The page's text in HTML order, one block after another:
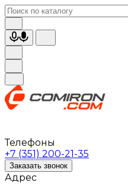
Телефоны
+7 (351) 200-21-35
Заказать звонок
Адрес